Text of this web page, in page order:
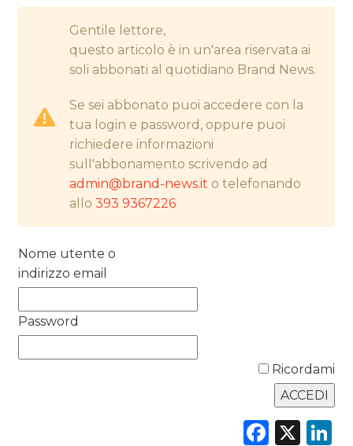
ESTERNA
RADIO / AUDIO
PREVISIONI/SCENARI
NORMATIVE
Gentile lettore,
questo articolo è in un'area riservata ai
soli abbonati al quotidiano Brand News.
Se sei abbonato puoi accedere con la
tua login e password, oppure puoi
richiedere informazioni
sull'abbonamento scrivendo ad
admin@brand-news.it o telefonando
allo393 9367226
Nome utente o
indirizzo email
Password
Ricordami
X